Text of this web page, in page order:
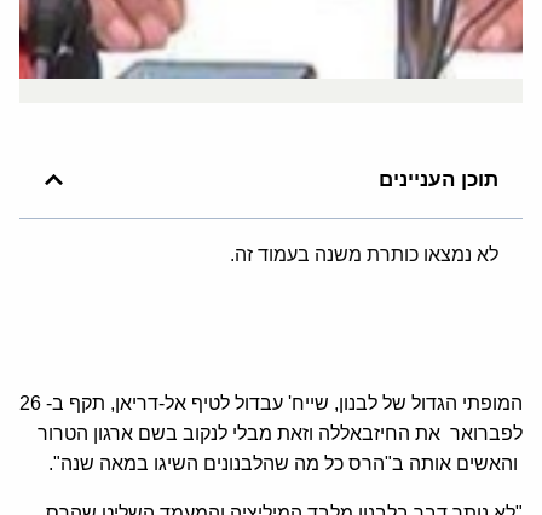
תוכן העניינים
לא נמצאו כותרת משנה בעמוד זה.
המופתי הגדול של לבנון, שייח' עבדול לטיף אל-דריאן, תקף ב- 26
לפברואר את החיזבאללה וזאת מבלי לנקוב בשם ארגון הטרור
והאשים אותה ב"הרס כל מה שהלבנונים השיגו במאה שנה".